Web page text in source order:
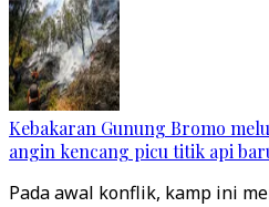
Kebakaran Gunung Bromo
angin kencang picu titik api
Pada awal konflik, kamp ini